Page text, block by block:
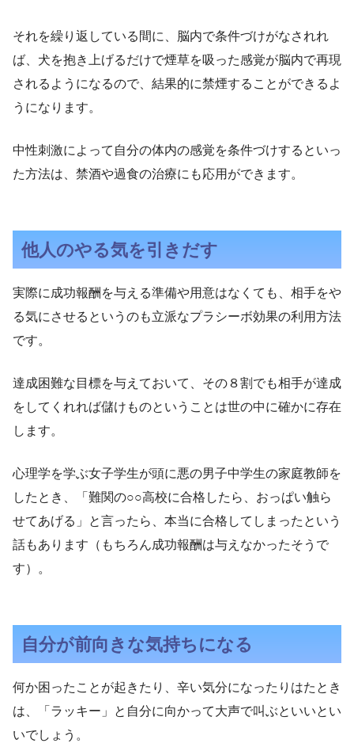
それを繰り返している間に、脳内で条件づけがなされれ
ば、犬を抱き上げるだけで煙草を吸った感覚が脳内で再現
されるようになるので、結果的に禁煙することができるよ
うになります。
中性刺激によって自分の体内の感覚を条件づけするといっ
た方法は、禁酒や過食の治療にも応用ができます。
他人のやる気を引きだす
実際に成功報酬を与える準備や用意はなくても、相手をや
る気にさせるというのも立派なプラシーボ効果の利用方法
です。
達成困難な目標を与えておいて、その８割でも相手が達成
をしてくれれば儲けものということは世の中に確かに存在
します。
心理学を学ぶ女子学生が頭に悪の男子中学生の家庭教師を
したとき、「難関の○○高校に合格したら、おっぱい触ら
せてあげる」と言ったら、本当に合格してしまったという
話もあります（もちろん成功報酬は与えなかったそうで
す）。
自分が前向きな気持ちになる
何か困ったことが起きたり、辛い気分になったりはたとき
は、「ラッキー」と自分に向かって大声で叫ぶといいとい
いでしょう。